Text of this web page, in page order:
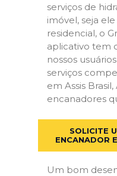
serviços de
imóvel, seja
residencial, o
aplicativo tem
nossos
serviços
em Assis
encanadores
SOLICITE
ENCANADOR
Um bom